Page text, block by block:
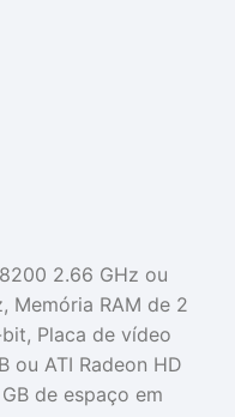
2.66 GHz ou
Memória RAM de 2
Placa de vídeo
ou ATI Radeon HD
de espaço em